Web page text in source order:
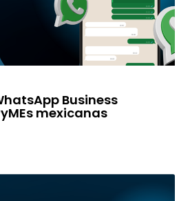
Business
mexicanas